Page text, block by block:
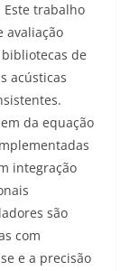
trabalho
avaliação
de
acústicas
da equação
integração
são
com
e a precisão